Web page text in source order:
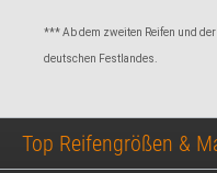
*** Ab dem zweiten Reifen und
deutschen Festlandes.
Top Reifengrößen &